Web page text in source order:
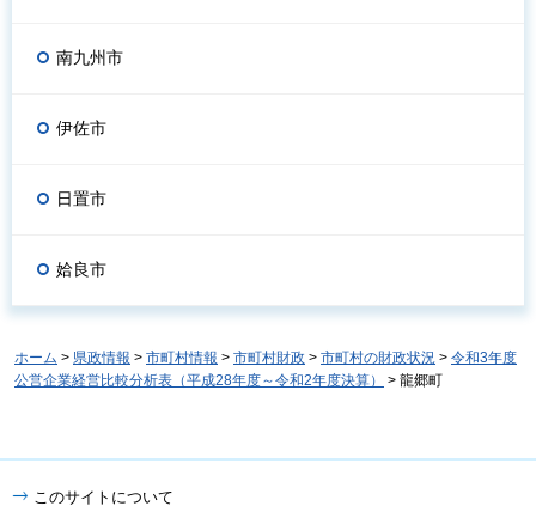
南九州市
伊佐市
日置市
姶良市
ホーム > 県政情報 > 市町村情報 > 市町村財政 > 市町村の財政状況 > 令和3年度
公営企業経営比較分析表（平成28年度～令和2年度決算）
> 龍郷町
このサイトについて